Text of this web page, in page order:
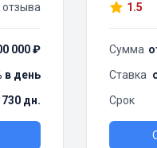
отзыва
000 ₽
в день
дн.
1.5
Сумма
Ставка
Срок